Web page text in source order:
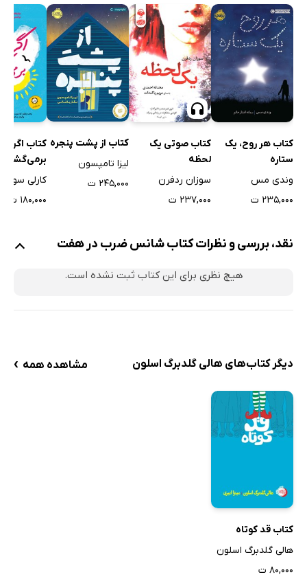
کتاب هر روح، یک
ستاره
وندی مس
۲۳۵,۰۰۰ ت
کتاب صوتی یک
لحظه
سوزان ردفرن
۲۳۷,۰۰۰ ت
کتاب از پشت پنجره
لیزا تامپسون
۲۴۵,۰۰۰ ت
کتاب اگر
برمی‌گشتند
کارلی
۱۸۰,۰۰۰ ت
نقد، بررسی و نظرات کتاب شانس ضرب در هفت
هیچ نظری برای این کتاب ثبت نشده است.
دیگر کتاب‌های هالی گلدبرگ اسلون مشاهده همه ›
کتاب قد کوتاه
هالی گلدبرگ اسلون
۸۰,۰۰۰ ت